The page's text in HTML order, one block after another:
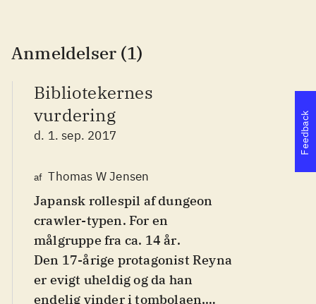
Anmeldelser (1)
Bibliotekernes
vurdering
d. 1. sep. 2017
af Thomas W Jensen
Japansk rollespil af dungeon
crawler-typen. For en
målgruppe fra ca. 14 år.
Den 17-årige protagonist Reyna
er evigt uheldig og da han
endelig vinder i tombolaen,
Feedback